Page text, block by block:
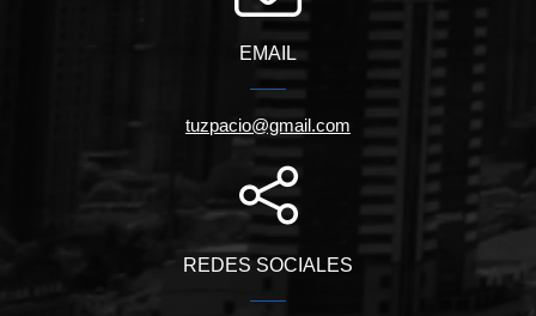
EMAIL
tuzpacio@gmail.com
REDES SOCIALES